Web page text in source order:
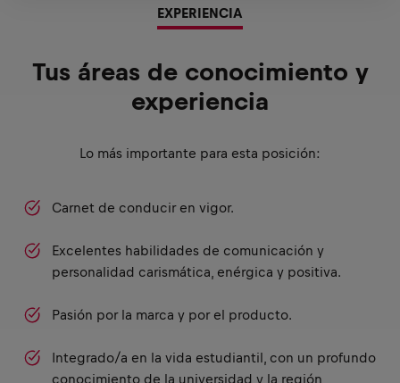
EXPERIENCIA
Tus áreas de conocimiento y
experiencia
Lo más importante para esta posición:
Carnet de conducir en vigor.
Excelentes habilidades de comunicación y
personalidad carismática, enérgica y positiva.
Pasión por la marca y por el producto.
Integrado/a en la vida estudiantil, con un profundo
conocimiento de la universidad y la región,